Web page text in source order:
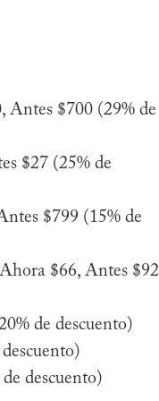
Antes $700 (29% de
$27 (25% de
$799 (15% de
Ahora $66, Antes $92
de descuento)
descuento)